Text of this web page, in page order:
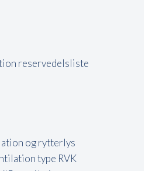
reservedelsliste
og rytterlys
type RVK